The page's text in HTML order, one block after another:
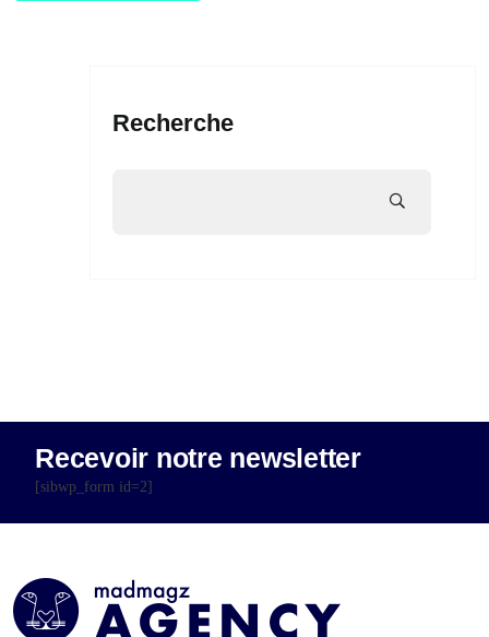
Recherche
Recevoir notre newsletter
[sibwp_form id=2]